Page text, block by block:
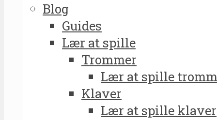
Blog
Guides
Lær at spille
Trommer
Lær at spille
Klaver
Lær at spille klaver